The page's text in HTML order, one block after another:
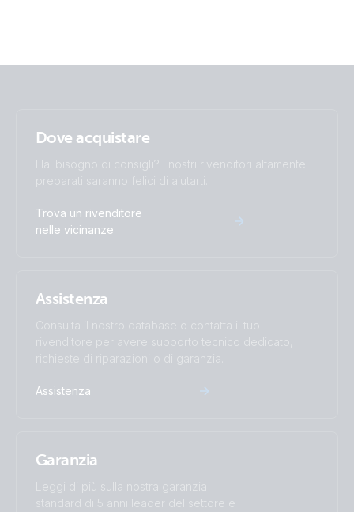
Dove acquistare
Hai bisogno di consigli? I nostri rivenditori altamente
preparati saranno felici di aiutarti.
Trova un rivenditore
nelle vicinanze
Assistenza
Consulta il nostro database o contatta il tuo
rivenditore per avere supporto tecnico dedicato,
richieste di riparazioni o di garanzia.
Assistenza
Garanzia
Leggi di più sulla nostra garanzia
standard di 5 anni leader del settore e